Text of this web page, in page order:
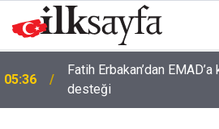
05:36
Fatih Erbakan’dan
desteği